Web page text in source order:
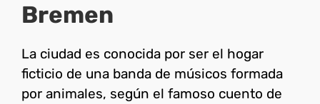
Bremen
La ciudad es conocida por ser el hogar
ficticio de una banda de músicos formada
por animales, según el famoso cuento de